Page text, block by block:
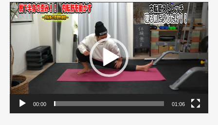
動
画
プ
レ
ー
ヤ
ー
00:00 01:06